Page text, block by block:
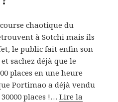
chaotique du
à Sotchi mais ils
le public fait enfin son
sachez déjà que le
places en une heure
Portimao a déjà vendu
places !…Lire la